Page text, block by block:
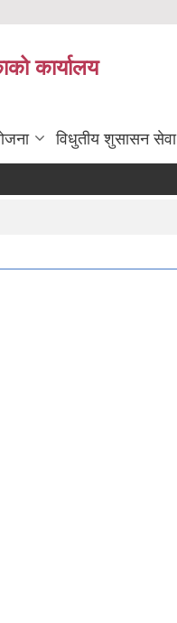
कार्यालय
विधुतीय शुसासन सेवा